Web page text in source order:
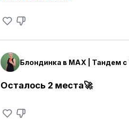
когда сможем нормально
💚 Конец года:
и рабочим профилем за
MAX разгоняется, так что не
Ваша Блондинка на связи 👱‍♀️✌️
Блондинка в MAX | Тандем с
Осталось 2 места🚀